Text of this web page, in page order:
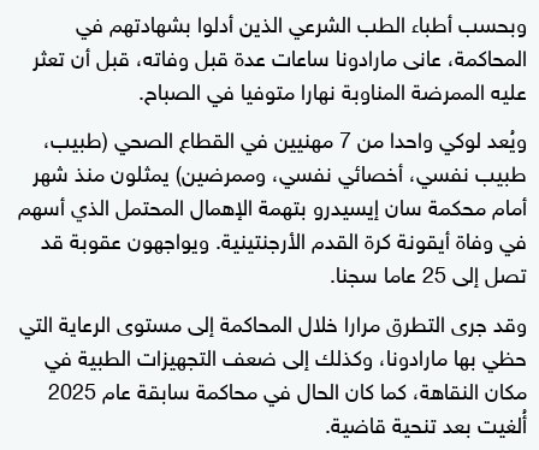
وبحسب أطباء الطب الشرعي الذين أدلوا بشهادتهم في
المحاكمة، عانى مارادونا ساعات عدة قبل وفاته، قبل أن تعثر
عليه الممرضة المناوبة نهارا متوفيا في الصباح.
ويُعد لوكي واحدا من 7 مهنيين في القطاع الصحي (طبيب،
طبيب نفسي، أخصائي نفسي، وممرضين) يمثلون منذ شهر
أمام محكمة سان إيسيدرو بتهمة الإهمال المحتمل الذي أسهم
في وفاة أيقونة كرة القدم الأرجنتينية. ويواجهون عقوبة قد
تصل إلى 25 عاما سجنا.
وقد جرى التطرق مرارا خلال المحاكمة إلى مستوى الرعاية التي
حظي بها مارادونا، وكذلك إلى ضعف التجهيزات الطبية في
مكان النقاهة، كما كان الحال في محاكمة سابقة عام 2025
أُلغيت بعد تنحية قاضية.